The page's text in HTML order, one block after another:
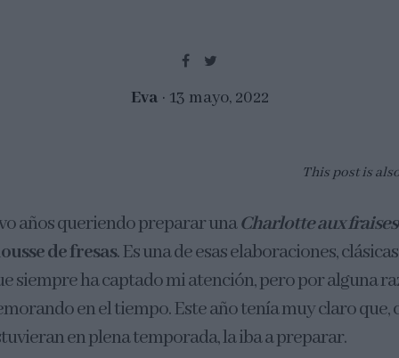
Eva 13 mayo, 2022
This post is
años queriendo preparar unaCharlotte aux fraises
de fresas. Es una de esas elaboraciones,
siempre ha captado mi atención, pero por alguna
en el tiempo. Este año tenía muy claro que,
en plena temporada, la iba a preparar.